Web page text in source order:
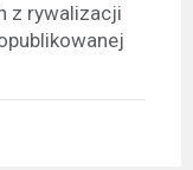
z rywalizacji